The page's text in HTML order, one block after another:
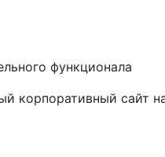
функционала
корпоративный сайт